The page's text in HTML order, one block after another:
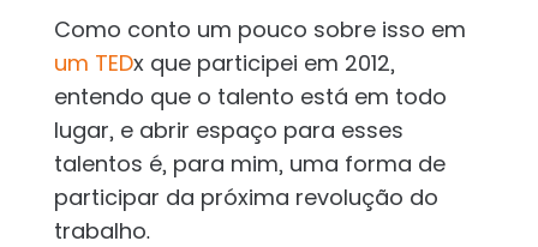
Como conto um pouco sobre isso em
um TEDx que participei em 2012,
entendo que o talento está em todo
lugar, e abrir espaço para esses
talentos é, para mim, uma forma de
participar da próxima revolução do
trabalho.